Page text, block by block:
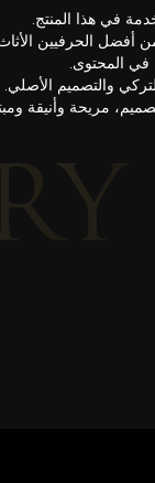
في هذا المنتج.
أفضل الحرفيين
في المحتوى.
والتصميم الأصلي.
مريحة وأنيقة